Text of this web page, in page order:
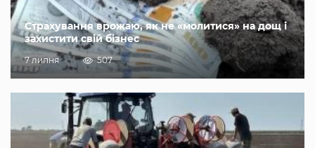
Страхування врожаю, як не «молитися» на дощ і
захистити свій бізнес
7 липня 507